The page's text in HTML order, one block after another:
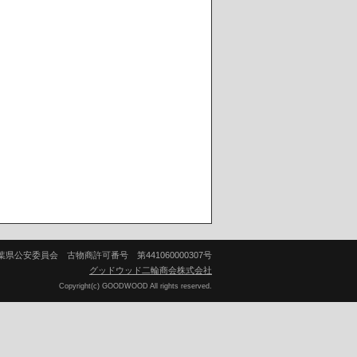
県公安委員会 古物商許可番号 第441060000307号
グッドウッド二輪商会株式会社
Copyright(c) GOODWOOD All rights reserved.